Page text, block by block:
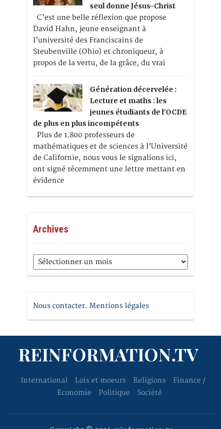
seul donne Jésus-Christ
C’est une belle réflexion que propose
David Hahn, jeune enseignant à
l’université des Franciscains de
Steubenville (Ohio) et chroniqueur, à
propos de la vertu, de la grâce, du vrai
Génération décervelée :
Lecture et maths : les
jeunes étudiants de l’OCDE
de plus en plus incompétents
Plus de 1.800 professeurs de
mathématiques et de sciences à l’Université
de Californie, nous vous le signalions ici,
ont signé récemment une lettre mettant en
évidence
Archives
Archives
Nous contacter. Mentions légales
REINFORMATION.TV
International Lois et moeurs Religions
Finance /
Economie
Politique Société